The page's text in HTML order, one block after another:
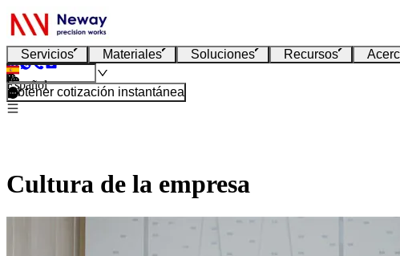
Servicios Materiales Soluciones Recursos
Español
Obtener cotización instantánea
Cultura de la empresa